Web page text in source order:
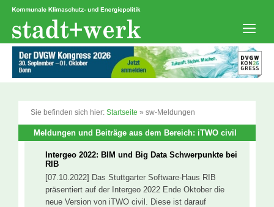
Zum
springen
Sie befinden sich hier: Startseite » sw-Meldungen
Meldungen und Beiträge aus dem Bereich: iTWO civil
Intergeo 2022: BIM und Big Data Schwerpunkte bei
RIB
[07.10.2022] Das Stuttgarter Software-Haus RIB
präsentiert auf der Intergeo 2022 Ende Oktober die
neue Version von iTWO civil. Diese ist darauf